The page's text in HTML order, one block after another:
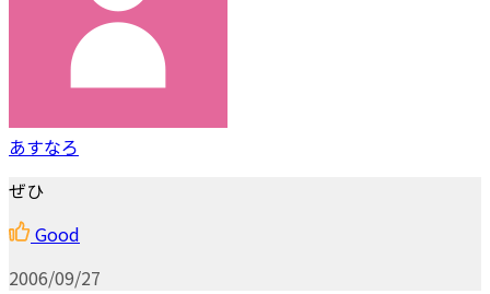
あすなろ
ぜひ
Good
2006/09/27